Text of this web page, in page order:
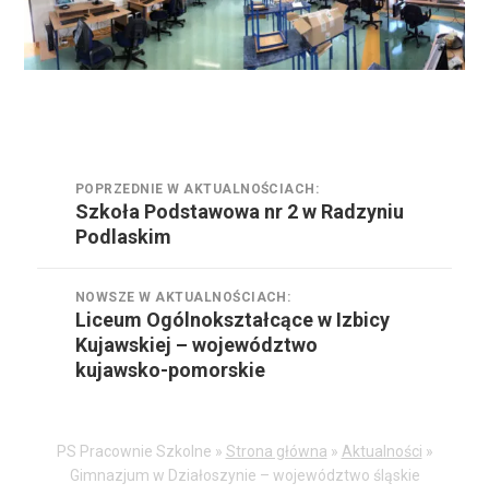
wpisu
POPRZEDNIE W AKTUALNOŚCIACH:
Poprzednie
w
Szkoła Podstawowa nr 2 w Radzyniu
Podlaskim
NOWSZE W AKTUALNOŚCIACH:
Nowsze
w
aktualnościach:
Liceum Ogólnokształcące w Izbicy
Kujawskiej – województwo
kujawsko-pomorskie
PS Pracownie Szkolne » Strona główna » Aktualności »
Gimnazjum w Działoszynie – województwo śląskie